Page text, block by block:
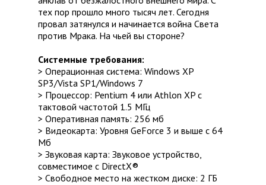
тех пор прошло много тысяч лет. Сегодня
провал затянулся и начинается война Света
против Мрака. На чьей вы стороне?
Системные требования:
> Операционная система: Windows XP
SP3/Vista SP1/Windows 7
> Процессор: Pentium 4 или Athlon XP с
тактовой частотой 1.5 МГц
> Оперативная память: 256 мб
> Видеокарта: Уровня GeForce 3 и выше с 64
Мб
> Звуковая карта: Звуковое устройство,
совместимое с DirectX®
> Свободное место на жестком диске: 2 ГБ